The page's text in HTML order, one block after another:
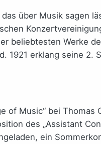
über Musik sagen
beliebtesten Werke
erklang seine 2.
Music“ bei Thomas
des „Assistant
ein